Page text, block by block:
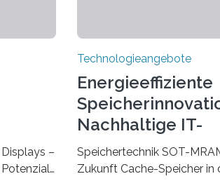
–
Technologieangebote
Energieeffiziente
Nachhaltige IT-
Lösungen
Speichertechnik SOT-
Zukunft Cache-Speicher in